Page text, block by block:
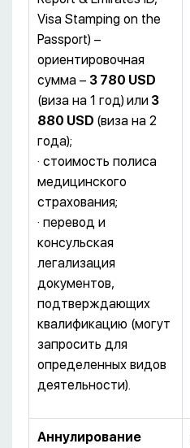
Visa Stamping on the
Passport) –
ориентировочная
сумма – 3 780 USD
(виза на 1 год) или 3
880 USD (виза на 2
года);
· стоимость полиса
медицинского
страхования;
· перевод и
консульская
легализация
документов,
подтверждающих
квалификацию (могут
запросить для
определенных видов
деятельности).
Аннулирование